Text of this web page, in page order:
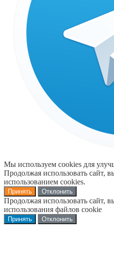
Мы используем cookies для
Продолжая использовать сайт,
использованием cookies.
Принять Отклонить
Продолжая использовать сайт,
использования файлов cookie
Принять Отклонить